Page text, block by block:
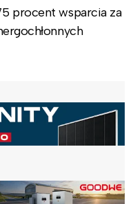
procent wsparcia za